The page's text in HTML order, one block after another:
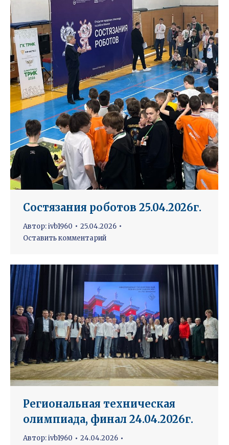
Состязания роботов 25.04.2026г.
Автор:ivb1960
25.04.2026
Оставить комментарий
Региональная техническая
олимпиада, финал 24.04.2026г.
Автор:ivb1960
24.04.2026